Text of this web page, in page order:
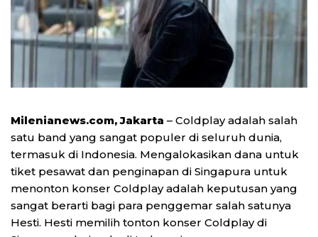
Milenianews.com, Jakarta – Coldplay adalah salah
satu band yang sangat populer di seluruh dunia,
termasuk di Indonesia. Mengalokasikan dana untuk
tiket pesawat dan penginapan di Singapura untuk
menonton konser Coldplay adalah keputusan yang
sangat berarti bagi para penggemar salah satunya
Hesti. Hesti memilih tonton konser Coldplay di